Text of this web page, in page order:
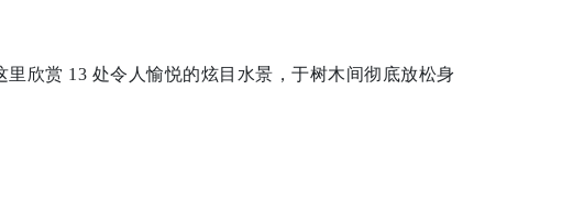
欣赏 13 处令人愉悦的炫目水景，于树木间彻底放松身